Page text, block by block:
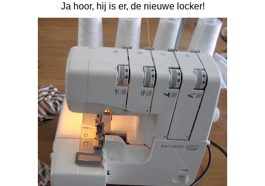
Ja hoor, hij is er, de nieuwe locker!